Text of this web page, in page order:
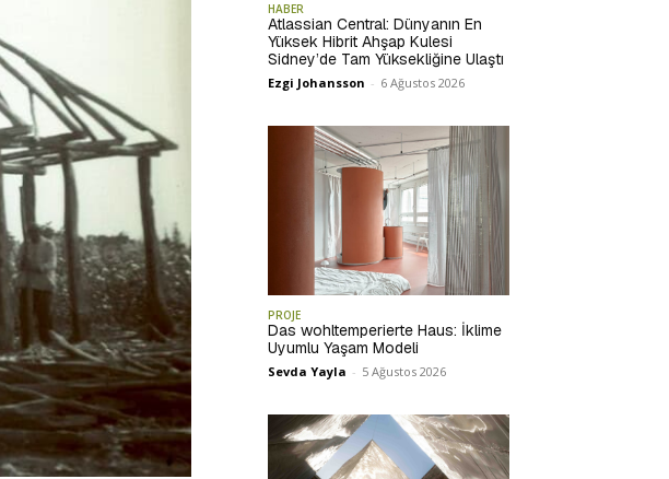
HABER
Atlassian Central: Dünyanın En
Yüksek Hibrit Ahşap Kulesi
Sidney’de Tam Yüksekliğine Ulaştı
Ezgi Johansson - 6 Ağustos 2026
PROJE
Das wohltemperierte Haus: İklime
Uyumlu Yaşam Modeli
Sevda Yayla - 5 Ağustos 2026